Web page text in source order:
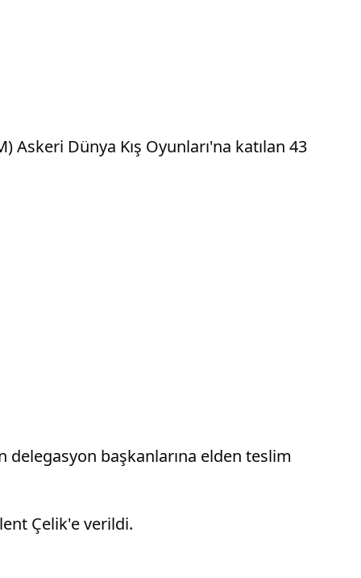
Dünya Kış Oyunları'na katılan 43
delegasyon başkanlarına elden teslim
Çelik'e verildi.